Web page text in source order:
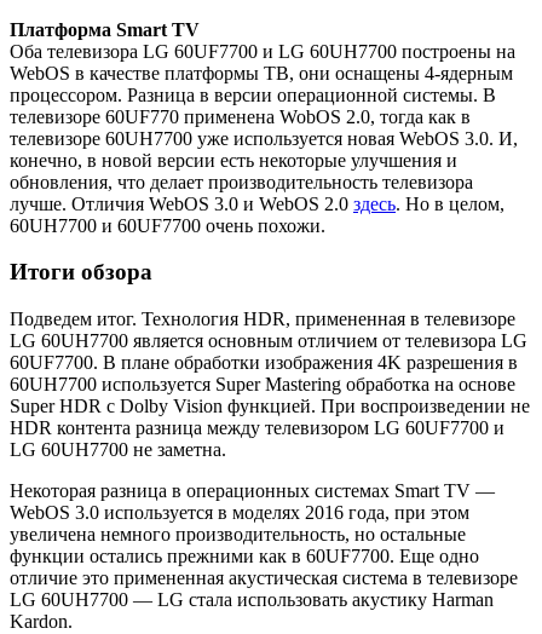
Платформа Smart TV
Оба телевизора LG 60UF7700 и LG 60UH7700 построены на
WebOS в качестве платформы ТВ, они оснащены 4-ядерным
процессором. Разница в версии операционной системы. В
телевизоре 60UF770 применена WobOS 2.0, тогда как в
телевизоре 60UH7700 уже используется новая WebOS 3.0. И,
конечно, в новой версии есть некоторые улучшения и
обновления, что делает производительность телевизора
лучше. Отличия WebOS 3.0 и WebOS 2.0 здесь. Но в целом,
60UH7700 и 60UF7700 очень похожи.
Итоги обзора
Подведем итог. Технология HDR, примененная в телевизоре
LG 60UH7700 является основным отличием от телевизора LG
60UF7700. В плане обработки изображения 4K разрешения в
60UH7700 используется Super Mastering обработка на основе
Super HDR с Dolby Vision функцией. При воспроизведении не
HDR контента разница между телевизором LG 60UF7700 и
LG 60UH7700 не заметна.
Некоторая разница в операционных системах Smart TV —
WebOS 3.0 используется в моделях 2016 года, при этом
увеличена немного производительность, но остальные
функции остались прежними как в 60UF7700. Еще одно
отличие это примененная акустическая система в телевизоре
LG 60UH7700 — LG стала использовать акустику Harman
Kardon.